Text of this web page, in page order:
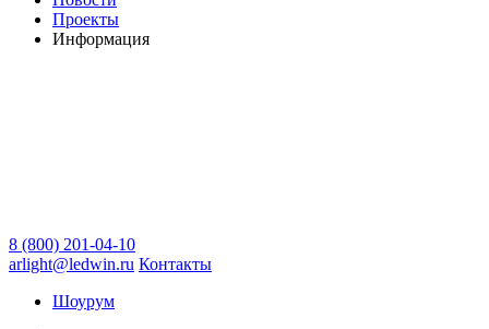
Проекты
Информация
8 (800) 201-04-10
arlight@ledwin.ru Контакты
Шоурум